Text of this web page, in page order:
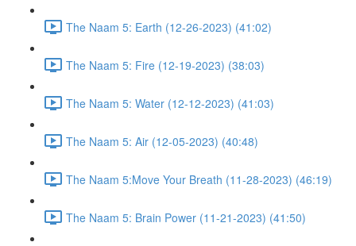
The Naam 5: Earth (12-26-2023) (41:02)
The Naam 5: Fire (12-19-2023) (38:03)
The Naam 5: Water (12-12-2023) (41:03)
The Naam 5: Air (12-05-2023) (40:48)
The Naam 5:Move Your Breath (11-28-2023) (46:19)
The Naam 5: Brain Power (11-21-2023) (41:50)